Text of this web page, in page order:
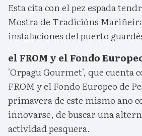
Esta cita con el pez espada
Mostra de Tradicións
instalaciones del puerto
el FROM y el Fondo
'Orpagu Gourmet', que cuenta
FROM y el Fondo Europeo de
primavera de este mismo año
innovarse, de buscar una
actividad pesquera.